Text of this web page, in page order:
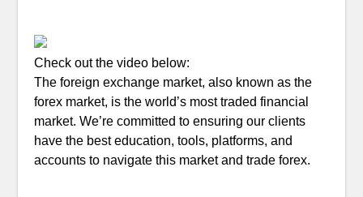
Check out the video below:
The foreign exchange market, also known as the
forex market, is the world’s most traded financial
market. We’re committed to ensuring our clients
have the best education, tools, platforms, and
accounts to navigate this market and trade forex.